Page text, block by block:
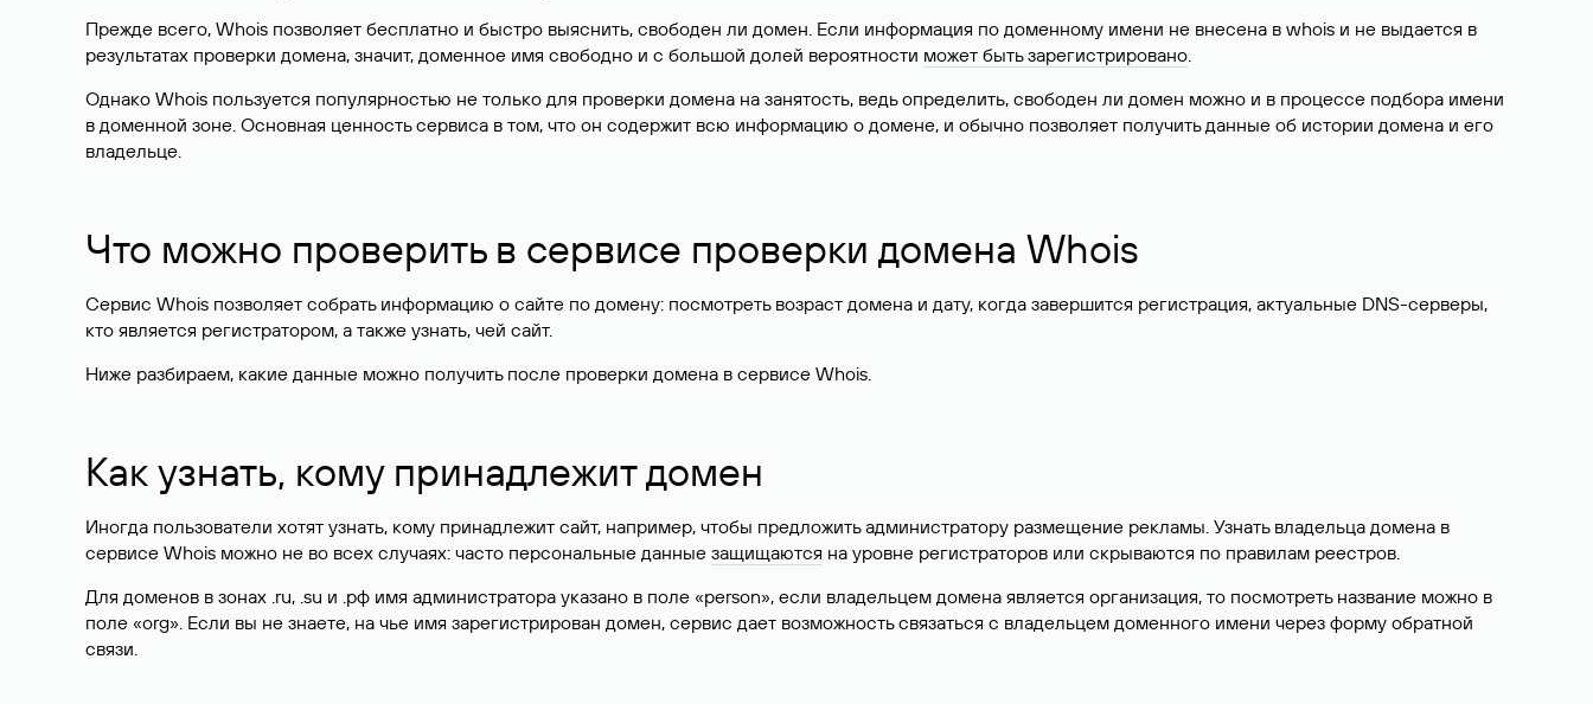
Прежде всего, Whois позволяет бесплатно и быстро выяснить, свободен ли домен. Если информация по доменному имени не внесена в whois и не выдается в
результатах проверки домена, значит, доменное имя свободно и с большой долей вероятности может быть зарегистрировано.
Однако Whois пользуется популярностью не только для проверки домена на занятость, ведь определить, свободен ли домен можно и в процессе подбора имени
в доменной зоне. Основная ценность сервиса в том, что он содержит всю информацию о домене, и обычно позволяет получить данные об истории домена и его
владельце.
Что можно проверить в сервисе проверки домена Whois
Сервис Whois позволяет собрать информацию о сайте по домену: посмотреть возраст домена и дату, когда завершится регистрация, актуальные DNS-серверы,
кто является регистратором, а также узнать, чей сайт.
Ниже разбираем, какие данные можно получить после проверки домена в сервисе Whois.
Как узнать, кому принадлежит домен
Иногда пользователи хотят узнать, кому принадлежит сайт, например, чтобы предложить администратору размещение рекламы. Узнать владельца домена в
сервисе Whois можно не во всех случаях: часто персональные данные защищаются на уровне регистраторов или скрываются по правилам реестров.
Для доменов в зонах .ru, .su и .рф имя администратора указано в поле «person», если владельцем домена является организация, то посмотреть название можно в
поле «org». Если вы не знаете, на чье имя зарегистрирован домен, сервис дает возможность связаться с владельцем доменного имени через форму обратной
связи.